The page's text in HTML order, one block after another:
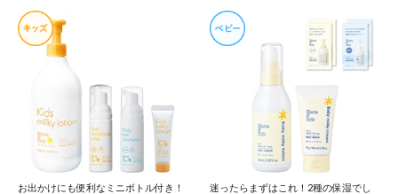
お出かけにも便利なミニボトル付き！
迷ったらまずはこれ！2種の保湿でし